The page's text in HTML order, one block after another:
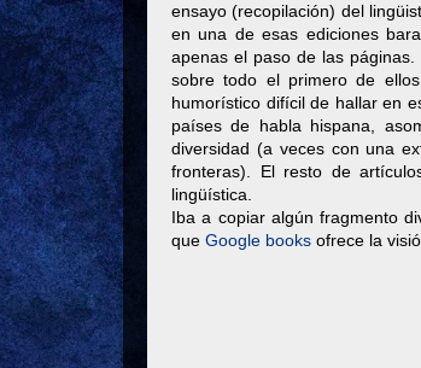
ensayo (recopilación) del
en una de esas ediciones
apenas el paso de las
sobre todo el primero de
humorístico difícil de hallar en
países de habla hispana,
diversidad (a veces con una
fronteras). El resto de
lingüística.
Iba a copiar algún fragmento
que Google books ofrece la